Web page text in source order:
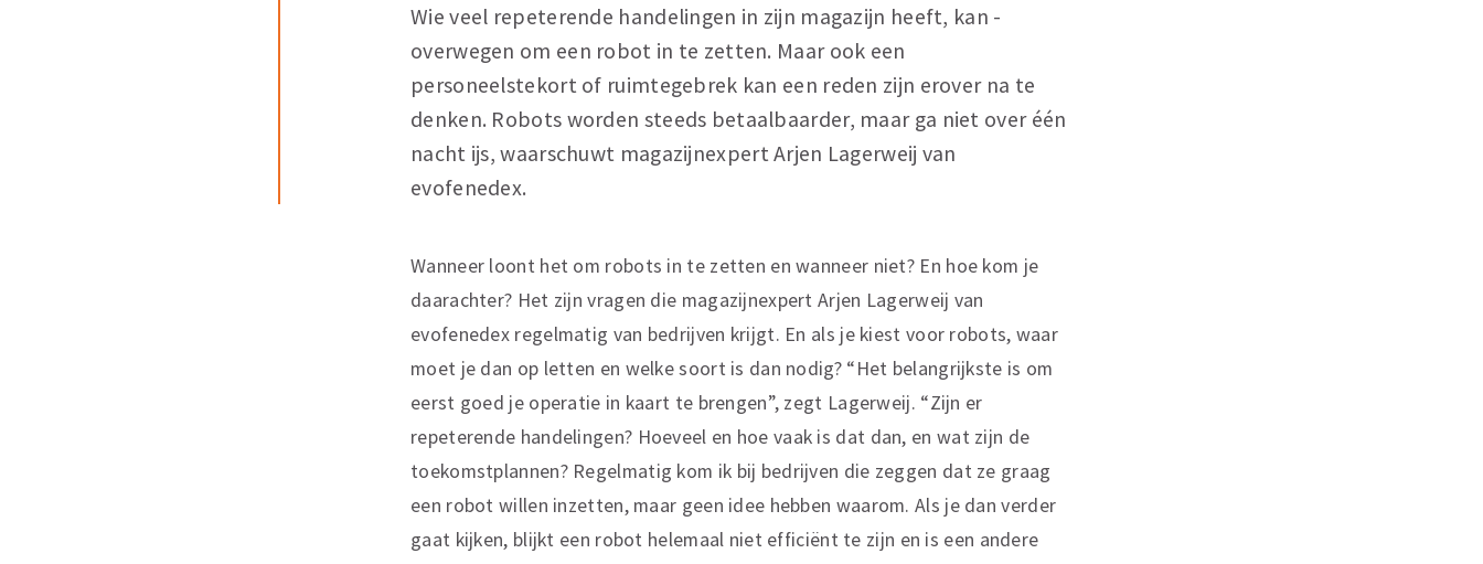
Wie veel repeterende handelingen in zijn magazijn heeft, kan ­
overwegen om een robot in te zetten. Maar ook een
personeelstekort of ruimtegebrek kan een reden zijn erover na te
denken. Robots ­worden steeds betaalbaarder, maar ga niet over één
nacht ijs, ­waarschuwt magazijnexpert Arjen Lagerweij van
evofenedex.
Wanneer loont het om robots in te zetten en wanneer niet? En hoe kom je
daarachter? ­Het zijn vragen die magazijnexpert Arjen Lagerweij van
evofenedex regelmatig van bedrijven krijgt. En als je kiest voor robots, waar
moet je dan op letten en welke soort is dan nodig? “Het belangrijkste is om
eerst goed je operatie in kaart te brengen”, zegt Lagerweij. “Zijn er
repeterende handelingen? Hoeveel en hoe vaak is dat dan, en wat zijn de
toekomstplannen? Regelmatig kom ik bij bedrijven die zeggen dat ze graag
een robot willen inzetten, maar geen idee hebben waarom. Als je dan verder
gaat kijken, blijkt een robot helemaal niet efficiënt te zijn en is een andere